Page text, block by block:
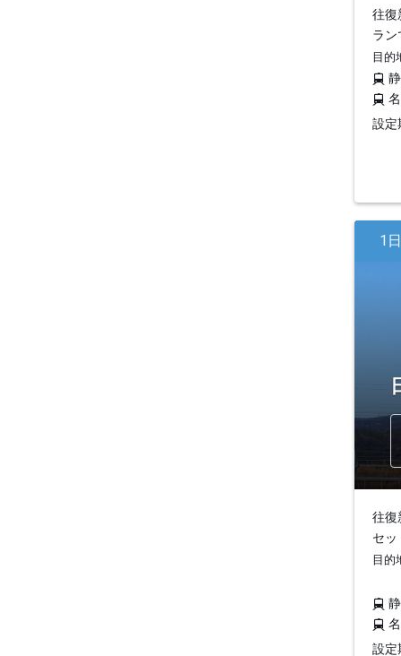
往復
ラン
目的
設
1
往復
セッ
目的
設